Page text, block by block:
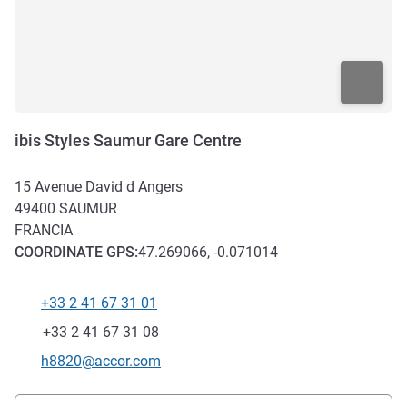
ibis Styles Saumur Gare Centre
15 Avenue David d Angers
49400 SAUMUR
FRANCIA
COORDINATE GPS:47.269066, -0.071014
Telefono
+33 2 41 67 31 01
Fax
+33 2 41 67 31 08
E-mail di contatto
h8820@accor.com